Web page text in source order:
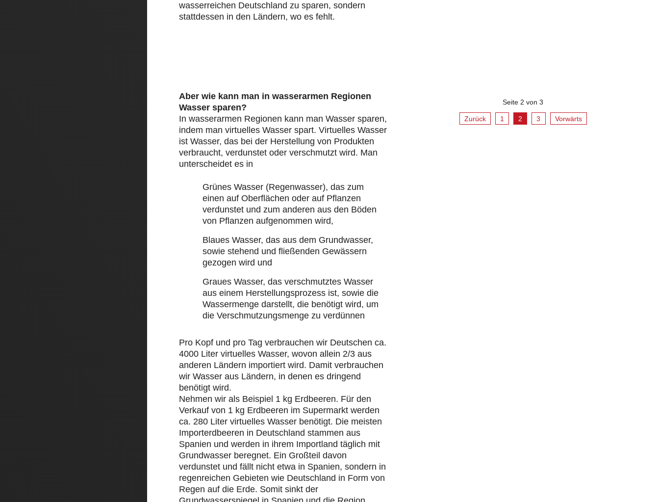
wasserreichen Deutschland zu sparen, sondern
stattdessen in den Ländern, wo es fehlt.
Aber wie kann man in wasserarmen Regionen
Wasser sparen?
In wasserarmen Regionen kann man Wasser sparen,
indem man virtuelles Wasser spart. Virtuelles Wasser
ist Wasser, das bei der Herstellung von Produkten
verbraucht, verdunstet oder verschmutzt wird. Man
unterscheidet es in
Grünes Wasser (Regenwasser), das zum
einen auf Oberflächen oder auf Pflanzen
verdunstet und zum anderen aus den Böden
von Pflanzen aufgenommen wird,
Blaues Wasser, das aus dem Grundwasser,
sowie stehend und fließenden Gewässern
gezogen wird und
Graues Wasser, das verschmutztes Wasser
aus einem Herstellungsprozess ist, sowie die
Wassermenge darstellt, die benötigt wird, um
die Verschmutzungsmenge zu verdünnen
Pro Kopf und pro Tag verbrauchen wir Deutschen ca.
4000 Liter virtuelles Wasser, wovon allein 2/3 aus
anderen Ländern importiert wird. Damit verbrauchen
wir Wasser aus Ländern, in denen es dringend
benötigt wird.
Nehmen wir als Beispiel 1 kg Erdbeeren. Für den
Verkauf von 1 kg Erdbeeren im Supermarkt werden
ca. 280 Liter virtuelles Wasser benötigt. Die meisten
Importerdbeeren in Deutschland stammen aus
Spanien und werden in ihrem Importland täglich mit
Grundwasser beregnet. Ein Großteil davon
verdunstet und fällt nicht etwa in Spanien, sondern in
regenreichen Gebieten wie Deutschland in Form von
Regen auf die Erde. Somit sinkt der
Seite 2 von 3
Zurück 1 2 3 Vorwärts